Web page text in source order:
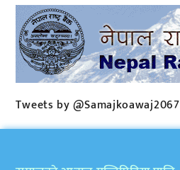
Tweets by @Samajkoawaj2067